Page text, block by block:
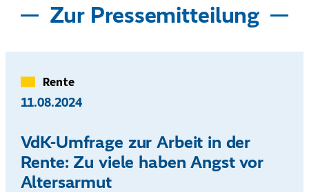
Zur Pressemitteilung
Kategorie
Rente
11.08.2024
VdK-Umfrage zur Arbeit in der
Rente: Zu viele haben Angst vor
Altersarmut